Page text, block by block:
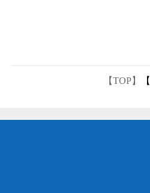
【TOP】 【